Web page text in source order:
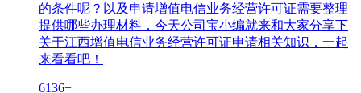
的条件呢？以及申请增值电信业务经营许可证需要整理
提供哪些办理材料，今天公司宝小编就来和大家分享下
关于江西增值电信业务经营许可证申请相关知识，一起
来看看吧！
6136+